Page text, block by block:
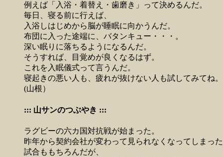
例えば「入浴・着替え・歯磨き」って決めるんだ。
毎日、寝る前に行えば、
入浴しはじめから脳が睡眠に向かうんだ。
布団に入った途端に、バタンキュー・・・。
深い眠りに落ちるようになるんだ。
そうすれば、目覚めが良くなるはず。
これを入眠儀式って言うんだ。
寝起きの悪い人も、疲れが抜けない人も試してみてね。
(山根）
::: 山サンのつぶやき :::
ラグビーの六カ国対抗戦が始まった。
昨年から契約会社が変わって見られなくなってしまっ
試合ももちろんだが、